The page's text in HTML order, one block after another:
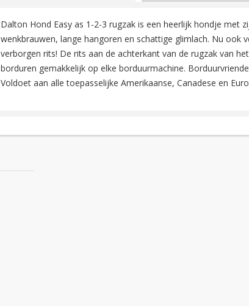
Dalton Hond Easy as 1-2-3 rugzak is een heerlijk hondje met
wenkbrauwen, lange hangoren en schattige glimlach. Nu ook
verborgen rits! De rits aan de achterkant van de rugzak van
borduren gemakkelijk op elke borduurmachine.
Voldoet aan alle toepasselijke Amerikaanse, Canadese en